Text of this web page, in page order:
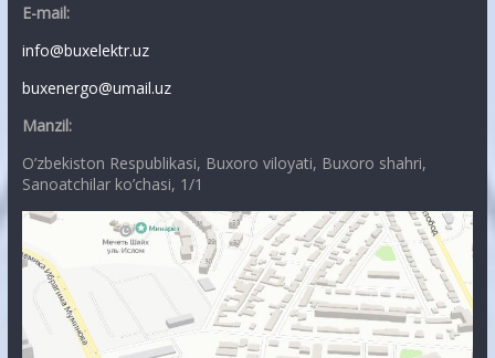
E-mail:
info@buxelektr.uz
buxenergo@umail.uz
Manzil:
O’zbekiston Respublikasi, Buxoro viloyati, Buxoro shahri,
Sanoatchilar ko’chasi, 1/1